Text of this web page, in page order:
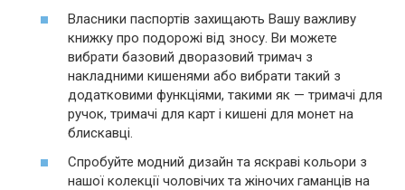
Власники паспортів захищають Вашу важливу
книжку про подорожі від зносу. Ви можете
вибрати базовий дворазовий тримач з
накладними кишенями або вибрати такий з
додатковими функціями, такими як — тримачі для
ручок, тримачі для карт і кишені для монет на
блискавці.
Спробуйте модний дизайн та яскраві кольори з
нашої колекції чоловічих та жіночих гаманців на